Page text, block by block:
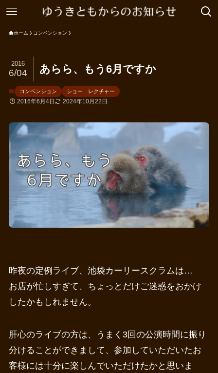
ホーム コンベンション
あらら、もう6月ですか
2016
6/04
コンベンション ショー レクチャー
2016年6月4日 2024年10月22日
昨夜の定例ライブ、池袋カーリースクラムは…
お店が忙しすぎて、ちょっとだけご迷惑をおかけ
したかもしれません。
肝心のライブの方は、うまく3回の公演時間に振り
分けることができまして、参加していただいたお
客様には十分に楽しんでいただけたかと思いま